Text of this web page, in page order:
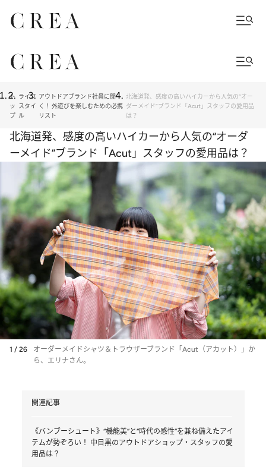
ト
ッ
プ
ライフ
スタイ
ル
アウトドアブランド社員に聞
く！ 外遊びを楽しむための必携
リスト
北海道発、感度の高いハイカーから人気の“オー
ダーメイド”ブランド「Acut」スタッフの愛用品
は？
北海道発、感度の高いハイカーから人気の“オーダ
ーメイド”ブランド「Acut」スタッフの愛用品は？
1 / 26
オーダーメイドシャツ＆トラウザーブランド「Acut（アカット）」か
ら、エリナさん。
関連記事
《バンブーシュート》“機能美”と“時代の感性”を兼ね備えたアイ
テムが勢ぞろい！ 中目黒のアウトドアショップ・スタッフの愛
用品は？